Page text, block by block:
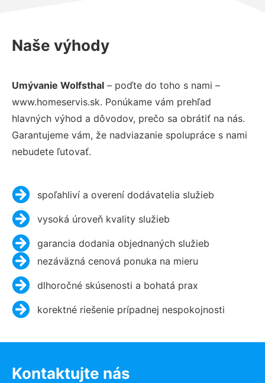
Naše výhody
Umývanie Wolfsthal – poďte do toho s nami –
www.homeservis.sk. Ponúkame vám prehľad
hlavných výhod a dôvodov, prečo sa obrátiť na nás.
Garantujeme vám, že nadviazanie spolupráce s nami
nebudete ľutovať.
spoľahliví a overení dodávatelia služieb
vysoká úroveň kvality služieb
garancia dodania objednaných služieb
nezáväzná cenová ponuka na mieru
dlhoročné skúsenosti a bohatá prax
korektné riešenie prípadnej nespokojnosti
Kontaktujte nás